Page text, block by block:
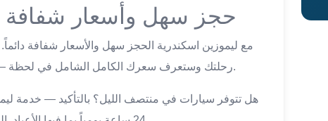
egypt taxi transfer — حجز سهل وأسعار شفافة
رحلتك وستعرف سعرك الكامل الشامل في لحظة — ثم تأكيد مكتوب يضمن حجزك قبل يوم السفر.